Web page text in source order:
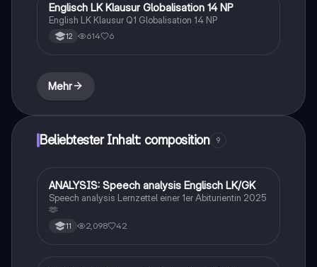
Englisch
Englisch LK Klausur Globalisation 14 NP
English LK Klausur Q1 Globalisation 14 NP
12 614 6
Mehr
Beliebtester Inhalt: composition 9
Englisch
ANALYSIS: Speech analysis Englisch LK/GK
Speech analysis Lernzettel einer 1er Abiturientin 2025
🫶
11 2,098 42